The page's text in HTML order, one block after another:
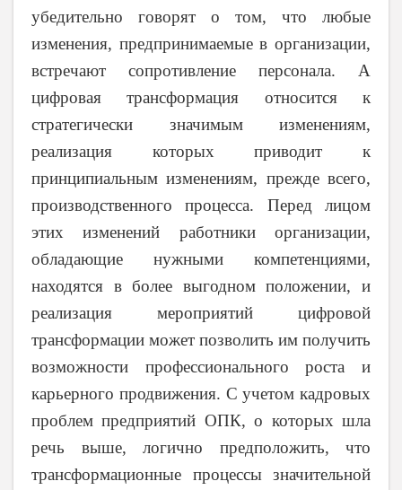
убедительно говорят о том, что любые
изменения, предпринимаемые в организации,
встречают сопротивление персонала. А
цифровая трансформация относится к
стратегически значимым изменениям,
реализация которых приводит к
принципиальным изменениям, прежде всего,
производственного процесса. Перед лицом
этих изменений работники организации,
обладающие нужными компетенциями,
находятся в более выгодном положении, и
реализация мероприятий цифровой
трансформации может позволить им получить
возможности профессионального роста и
карьерного продвижения. С учетом кадровых
проблем предприятий ОПК, о которых шла
речь выше, логично предположить, что
трансформационные процессы значительной